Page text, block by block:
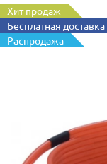
Хит продаж
Бесплатная доставка
Распродажа